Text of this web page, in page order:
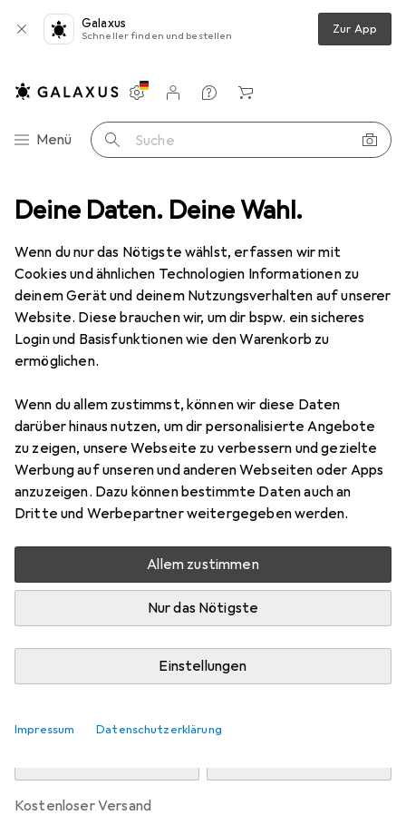
Deine Daten. Deine Wahl.
Wenn du nur das Nötigste wählst, erfassen wir mit
Cookies und ähnlichen Technologien Informationen zu
deinem Gerät und deinem Nutzungsverhalten auf unserer
Website. Diese brauchen wir, um dir bspw. ein sicheres
Login und Basisfunktionen wie den Warenkorb zu
ermöglichen.
Wenn du allem zustimmst, können wir diese Daten
darüber hinaus nutzen, um dir personalisierte Angebote
zu zeigen, unsere Webseite zu verbessern und gezielte
Werbung auf unseren und anderen Webseiten oder Apps
anzuzeigen. Dazu können bestimmte Daten auch an
Dritte und Werbepartner weitergegeben werden.
Allem zustimmen
Nur das Nötigste
Einstellungen
Impressum Datenschutzerklärung
Galaxus
Schneller finden und bestellen Zur App
Navigation nach Kategorien
Menü Suche
Einstellungen
Kundenkonto
Vergleichslisten
Merklisten
Warenkorb
Schlafzimmer Matratze Bestschlaf Visko Gästematratze
14 Bilder
Bestschlaf Visko Gästematratze
Preis in EUR inkl. MwSt.
EUR
149,99
43
Bewertungen Marke
Mehr von Bestschlaf
Zwischen Mi, 12.8. und Do, 13.8. geliefert
Mehr als 10 Stück an Lager beim Drittanbieter
Lieferort angeben für genaue Lieferzeit
kostenloser Versand